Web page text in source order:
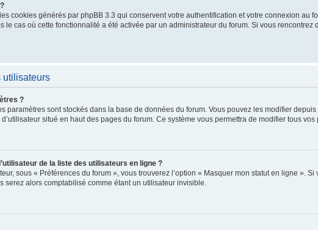
cookies générés par phpBB 3.3 qui conservent votre authentification et votre connexion au
le cas où cette fonctionnalité a été activée par un administrateur du forum. Si vous
utilisateurs
?
paramètres sont stockés dans la base de données du forum. Vous pouvez les modifier
situé en haut des pages du forum. Ce système vous permettra de modifier tous vos
de la liste des utilisateurs en ligne ?
sous « Préférences du forum », vous trouverez l’option « Masquer mon statut en ligne ».
serez alors comptabilisé comme étant un utilisateur invisible.